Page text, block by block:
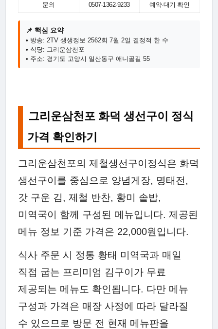
문의 0507-1362-9233 예약·대기 확인
📌 핵심 요약
• 방송: 2TV 생생정보 2562회 7월 2일 결정적 한 수
• 식당: 그리운삼천포
• 주소: 경기도 고양시 일산동구 애니골길 55
그리운삼천포 화덕 생선구이 정식
가격 확인하기
그리운삼천포의 제철생선구이정식은 화덕
생선구이를 중심으로 양념게장, 명태전,
갓 구운 김, 제철 반찬, 황미 솥밥,
미역국이 함께 구성된 메뉴입니다. 제공된
메뉴 정보 기준 가격은 22,000원입니다.
식사 주문 시 정통 황태 미역국과 매일
직접 굽는 프리미엄 김구이가 무료
제공되는 메뉴도 확인됩니다. 다만 메뉴
구성과 가격은 매장 사정에 따라 달라질
수 있으므로 방문 전 현재 메뉴판을